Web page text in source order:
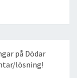
på Dödar
lösning!